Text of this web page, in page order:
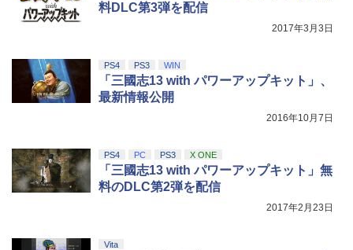
料DLC第3弾を配信
2017年3月3日
PS4 PS3 WIN
「三國志13 with パワーアップキット」、
最新情報公開
2016年10月7日
PS4 PC PS3 X ONE
「三國志13 with パワーアップキット」無
料のDLC第2弾を配信
2017年2月23日
Vita